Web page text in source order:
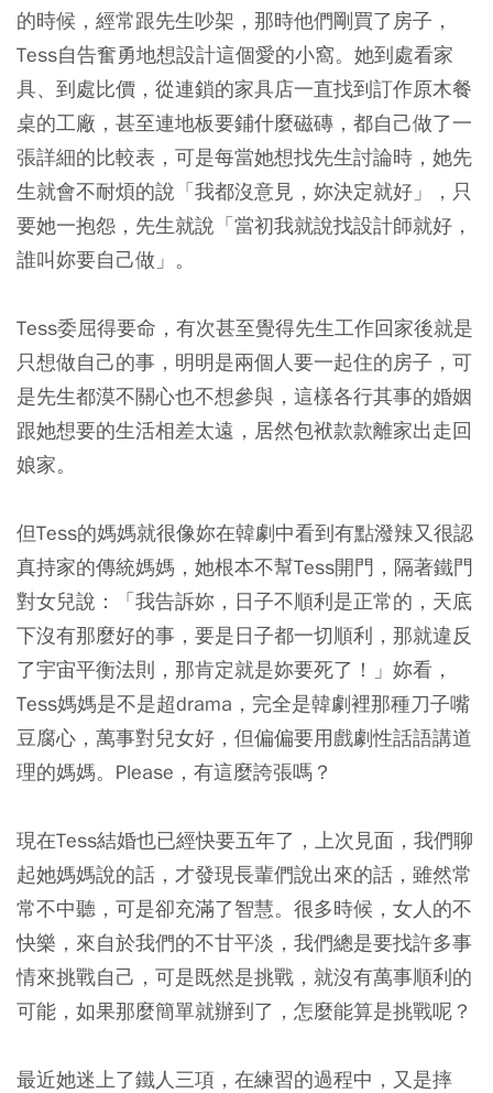
的時候，經常跟先生吵架，那時他們剛買了房子，
Tess自告奮勇地想設計這個愛的小窩。她到處看家
具、到處比價，從連鎖的家具店一直找到訂作原木餐
桌的工廠，甚至連地板要鋪什麼磁磚，都自己做了一
張詳細的比較表，可是每當她想找先生討論時，她先
生就會不耐煩的說「我都沒意見，妳決定就好」，只
要她一抱怨，先生就說「當初我就說找設計師就好，
誰叫妳要自己做」。
Tess委屈得要命，有次甚至覺得先生工作回家後就是
只想做自己的事，明明是兩個人要一起住的房子，可
是先生都漠不關心也不想參與，這樣各行其事的婚姻
跟她想要的生活相差太遠，居然包袱款款離家出走回
娘家。
但Tess的媽媽就很像妳在韓劇中看到有點潑辣又很認
真持家的傳統媽媽，她根本不幫Tess開門，隔著鐵門
對女兒說：「我告訴妳，日子不順利是正常的，天底
下沒有那麼好的事，要是日子都一切順利，那就違反
了宇宙平衡法則，那肯定就是妳要死了！」妳看，
Tess媽媽是不是超drama，完全是韓劇裡那種刀子嘴
豆腐心，萬事對兒女好，但偏偏要用戲劇性話語講道
理的媽媽。Please，有這麼誇張嗎？
現在Tess結婚也已經快要五年了，上次見面，我們聊
起她媽媽說的話，才發現長輩們說出來的話，雖然常
常不中聽，可是卻充滿了智慧。很多時候，女人的不
快樂，來自於我們的不甘平淡，我們總是要找許多事
情來挑戰自己，可是既然是挑戰，就沒有萬事順利的
可能，如果那麼簡單就辦到了，怎麼能算是挑戰呢？
最近她迷上了鐵人三項，在練習的過程中，又是摔